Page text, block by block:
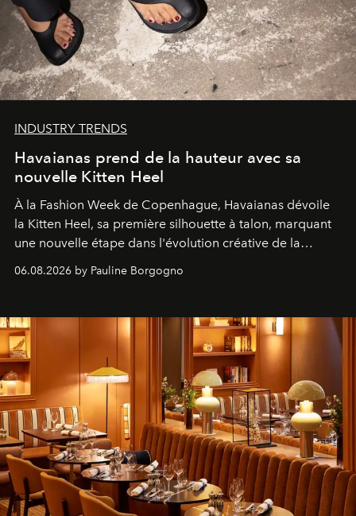
INDUSTRY TRENDS
Havaianas prend de la hauteur avec sa
nouvelle Kitten Heel
À la Fashion Week de Copenhague, Havaianas dévoile
la Kitten Heel, sa première silhouette à talon, marquant
une nouvelle étape dans l'évolution créative de la
06.08.2026 by Pauline Borgogno